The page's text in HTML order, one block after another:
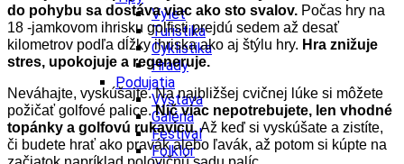
Výlet
Turistika
Cyklistika
Hrady
Podujatia
Výstava
Galéria
Festival
Folklór
do pohybu sa dostáva viac ako sto svalov. Počas hry na
18 -jamkovom ihrisku golfisti prejdú sedem až desať
kilometrov podľa dĺžky ihriska ako aj štýlu hry. Hra znižuje
stres, upokojuje a regeneruje.
Neváhajte, vyskúšajte. Na najbližšej cvičnej lúke si môžete
požičať golfové palice.Nič viac nepotrebujete, len vhodné
topánky a golfovú rukavicu.Až keď si vyskúšate a zistíte,
či budete hrať ako pravák alebo ľavák, až potom si kúpte na